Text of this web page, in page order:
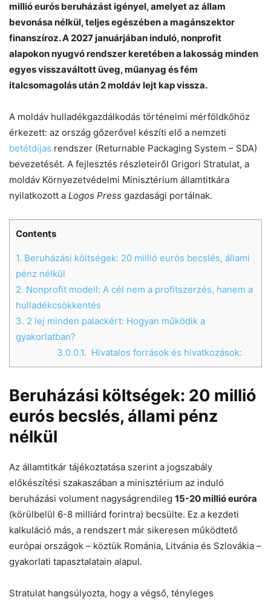
millió eurós beruházást igényel, amelyet az állam
bevonása nélkül, teljes egészében a magánszektor
finanszíroz. A 2027 januárjában induló, nonprofit
alapokon nyugvó rendszer keretében a lakosság minden
egyes visszaváltott üveg, műanyag és fém
italcsomagolás után 2 moldáv lejt kap vissza.
A moldáv hulladékgazdálkodás történelmi mérföldkőhöz
érkezett: az ország gőzerővel készíti elő a nemzeti
betétdíjas rendszer (Returnable Packaging System – SDA)
bevezetését. A fejlesztés részleteiről Grigori Stratulat, a
moldáv Környezetvédelmi Minisztérium államtitkára
nyilatkozott a Logos Press gazdasági portálnak.
Contents
1. Beruházási költségek: 20 millió eurós becslés, állami
pénz nélkül
2. Nonprofit modell: A cél nem a profitszerzés, hanem a
hulladékcsökkentés
3. 2 lej minden palackért: Hogyan működik a
gyakorlatban?
3.0.0.1. Hivatalos források és hivatkozások:
Beruházási költségek: 20 millió
eurós becslés, állami pénz
nélkül
Az államtitkár tájékoztatása szerint a jogszabály
előkészítési szakaszában a minisztérium az induló
beruházási volument nagyságrendileg 15-20 millió euróra
(körülbelül 6-8 milliárd forintra) becsülte. Ez a kezdeti
kalkuláció más, a rendszert már sikeresen működtető
európai országok – köztük Románia, Litvánia és Szlovákia –
gyakorlati tapasztalatain alapul.
Stratulat hangsúlyozta, hogy a végső, tényleges
Chat Mr wAIste
Helló! Miben segíthetek ma?